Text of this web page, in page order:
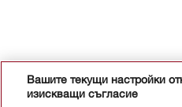
Вашите текущи настройки
изискващи съгласие